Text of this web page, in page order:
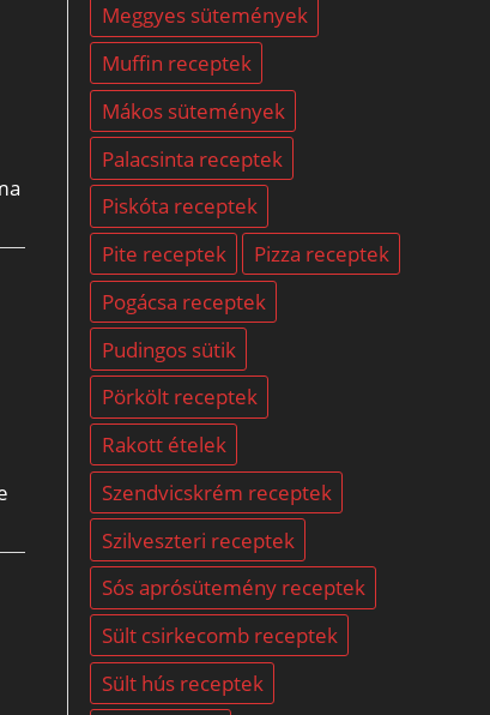
Meggyes sütemények
Muffin receptek
Mákos sütemények
Palacsinta receptek
Piskóta receptek
Pite receptek
Pizza receptek
Pogácsa receptek
Pudingos sütik
Pörkölt receptek
Rakott ételek
Szendvicskrém receptek
Szilveszteri receptek
Sós aprósütemény receptek
Sült csirkecomb receptek
Sült hús receptek